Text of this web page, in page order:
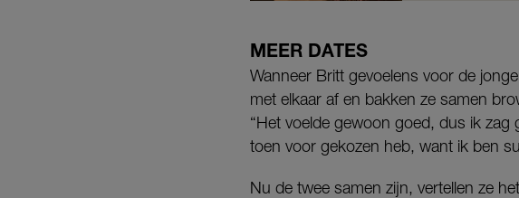
MEER DATES
Wanneer Britt gevoelens voor de
met elkaar af en bakken ze samen
“Het voelde gewoon goed, dus ik
toen voor gekozen heb, want ik ben
Nu de twee samen zijn, vertellen ze